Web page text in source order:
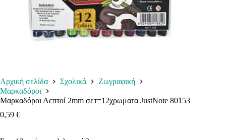
Αρχική σελίδα Σχολικά
Ζωγραφική
Μαρκαδόροι
Μαρκαδόροι Λεπτοί 2mm σετ=12χρωματα JustNote 80153
0,59 €